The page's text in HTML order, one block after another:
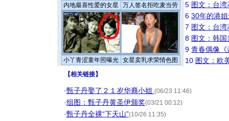
内地最喜性爱的女星 万人签名拒吃麦当劳
小丫青涩童年照曝光 女星卖乳求荣情色图
5 图文：台
6 30年的港
7 图文：台
8 图文：韩
9 青春偶像《
10 图文：欧
【相关链接】
·甄子丹娶了２１岁华裔小姐 (06/23 11:46)
·组图：甄子丹黄圣伊颁奖(03/21 00:12)
·甄子丹全裸“下天山”(10/26 11:35)